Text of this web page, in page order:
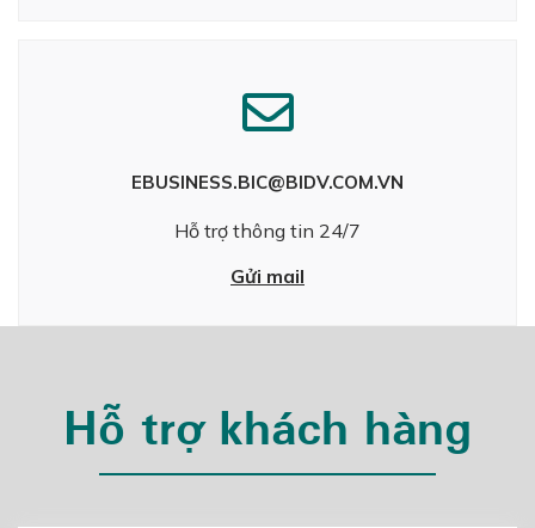
EBUSINESS.BIC@BIDV.COM.VN
Hỗ trợ thông tin 24/7
Gửi mail
Hỗ trợ khách hàng